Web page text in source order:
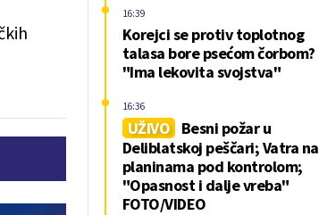
Korejci se protiv toplotnog
talasa bore psećom čorbom?
"Ima lekovita svojstva"
16:39
UŽIVO
Besni požar u
Deliblatskoj peščari; Vatra na
planinama pod kontrolom;
"Opasnost i dalje vreba"
FOTO/VIDEO
16:36